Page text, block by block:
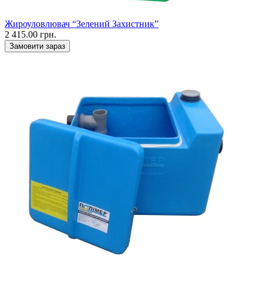
Жироуловлювач “Зелений Захистник”
2 415.00 грн.
Замовити зараз